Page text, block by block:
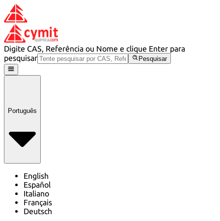
Digite CAS, Referência ou Nome e clique Enter para
pesquisar
Pesquisar
Português
English
Español
Italiano
Français
Deutsch